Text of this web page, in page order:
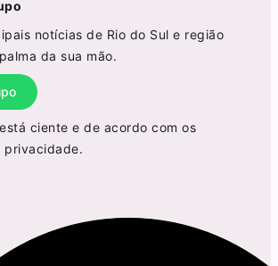
notícias de Rio do Sul e região
da sua mão.
ciente e de acordo com os
privacidade.